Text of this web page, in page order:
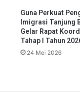
Guna Perkuat
Imigrasi Tanjung
Gelar Rapat
Tahap I Tahun
24 Mei 2026